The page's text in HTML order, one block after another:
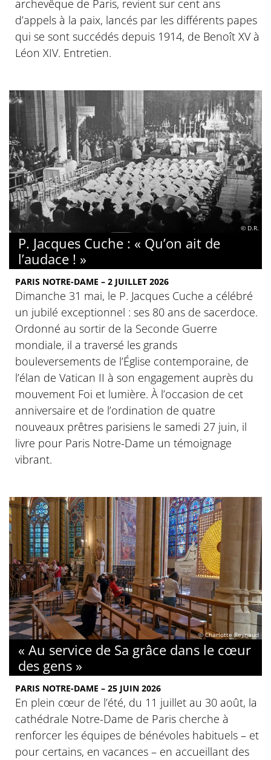
archevêque de Paris, revient sur cent ans
d’appels à la paix, lancés par les différents papes
qui se sont succédés depuis 1914, de Benoît XV à
Léon XIV. Entretien.
© D.R.
P. Jacques Cuche : « Qu’on ait de
l’audace ! »
PARIS NOTRE-DAME – 2 JUILLET 2026
Dimanche 31 mai, le P. Jacques Cuche a célébré
un jubilé exceptionnel : ses 80 ans de sacerdoce.
Ordonné au sortir de la Seconde Guerre
mondiale, il a traversé les grands
bouleversements de l’Église contemporaine, de
l’élan de Vatican II à son engagement auprès du
mouvement Foi et lumière. À l’occasion de cet
anniversaire et de l’ordination de quatre
nouveaux prêtres parisiens le samedi 27 juin, il
livre pour Paris Notre-Dame un témoignage
vibrant.
© Charlotte Reynaud
« Au service de Sa grâce dans le cœur
des gens »
PARIS NOTRE-DAME – 25 JUIN 2026
En plein cœur de l’été, du 11 juillet au 30 août, la
cathédrale Notre-Dame de Paris cherche à
renforcer les équipes de bénévoles habituels – et
pour certains, en vacances – en accueillant des